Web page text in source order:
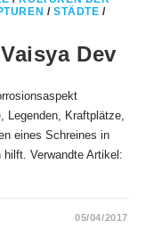
/STÄDTE /
Dev
Legenden, Kraftplätze,
eines Schreines in
hilft. Verwandte Artikel:
05/04/2017